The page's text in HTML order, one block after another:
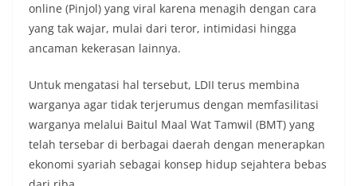
online (Pinjol) yang viral karena menagih dengan cara
yang tak wajar, mulai dari teror, intimidasi hingga
ancaman kekerasan lainnya.
Untuk mengatasi hal tersebut, LDII terus membina
warganya agar tidak terjerumus dengan memfasilitasi
warganya melalui Baitul Maal Wat Tamwil (BMT) yang
telah tersebar di berbagai daerah dengan menerapkan
ekonomi syariah sebagai konsep hidup sejahtera bebas